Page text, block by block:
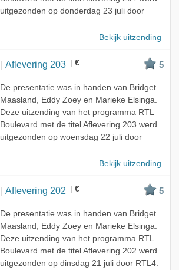
uitgezonden op donderdag 23 juli door
Bekijk uitzending
Aflevering 203 € 5
De presentatie was in handen van Bridget
Maasland, Eddy Zoey en Marieke Elsinga.
Deze uitzending van het programma RTL
Boulevard met de titel Aflevering 203 werd
uitgezonden op woensdag 22 juli door
Bekijk uitzending
Aflevering 202 € 5
De presentatie was in handen van Bridget
Maasland, Eddy Zoey en Marieke Elsinga.
Deze uitzending van het programma RTL
Boulevard met de titel Aflevering 202 werd
uitgezonden op dinsdag 21 juli door RTL4.